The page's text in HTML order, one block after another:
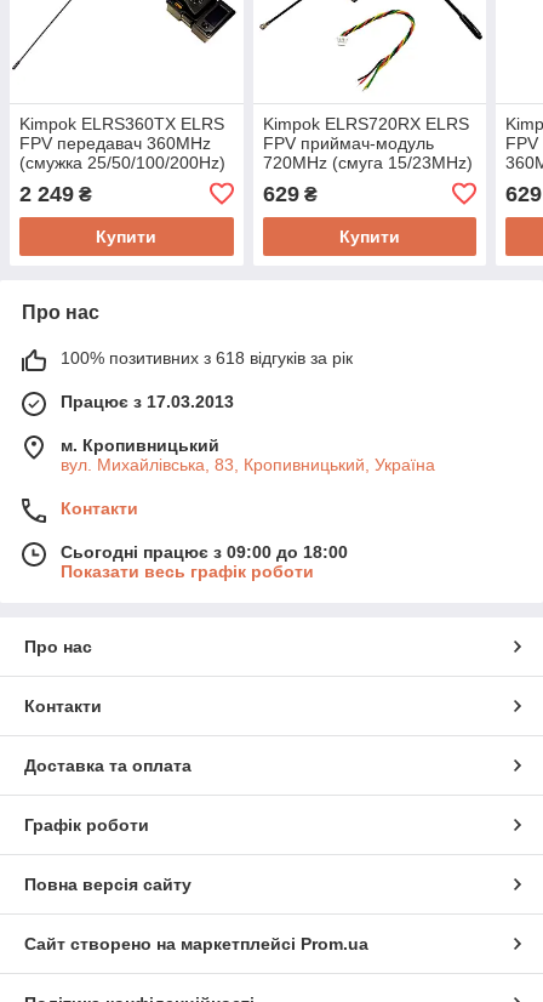
Kimpok ELRS360TX ELRS
FPV передавач 360MHz
(смужка 25/50/100/200Hz)
SX1278+ESP32, 5-12V
2 249 ₴
Купити
Kimpok ELRS720RX ELRS
FPV приймач-модуль
720MHz (смуга 15/23MHz)
SX1276+ESP8285, 3.6-5V
629₴
Купити
629
Про нас
100% позитивних з 618 відгуків за рік
Працює з 17.03.2013
м. Кропивницький
вул. Михайлівська, 83, Кропивницький, Україна
Контакти
Сьогодні працює з 09:00 до 18:00
Показати весь графік роботи
Про нас
Контакти
Доставка та оплата
Графік роботи
Повна версія сайту
Сайт створено на маркетплейсі Prom.ua